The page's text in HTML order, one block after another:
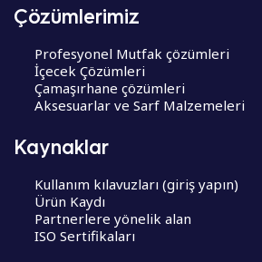
Çözümlerimiz
Profesyonel Mutfak çözümleri
İçecek Çözümleri
Çamaşırhane çözümleri
Aksesuarlar ve Sarf Malzemeleri
Kaynaklar
Kullanım kılavuzları (giriş yapın)
Ürün Kaydı
Partnerlere yönelik alan
ISO Sertifikaları